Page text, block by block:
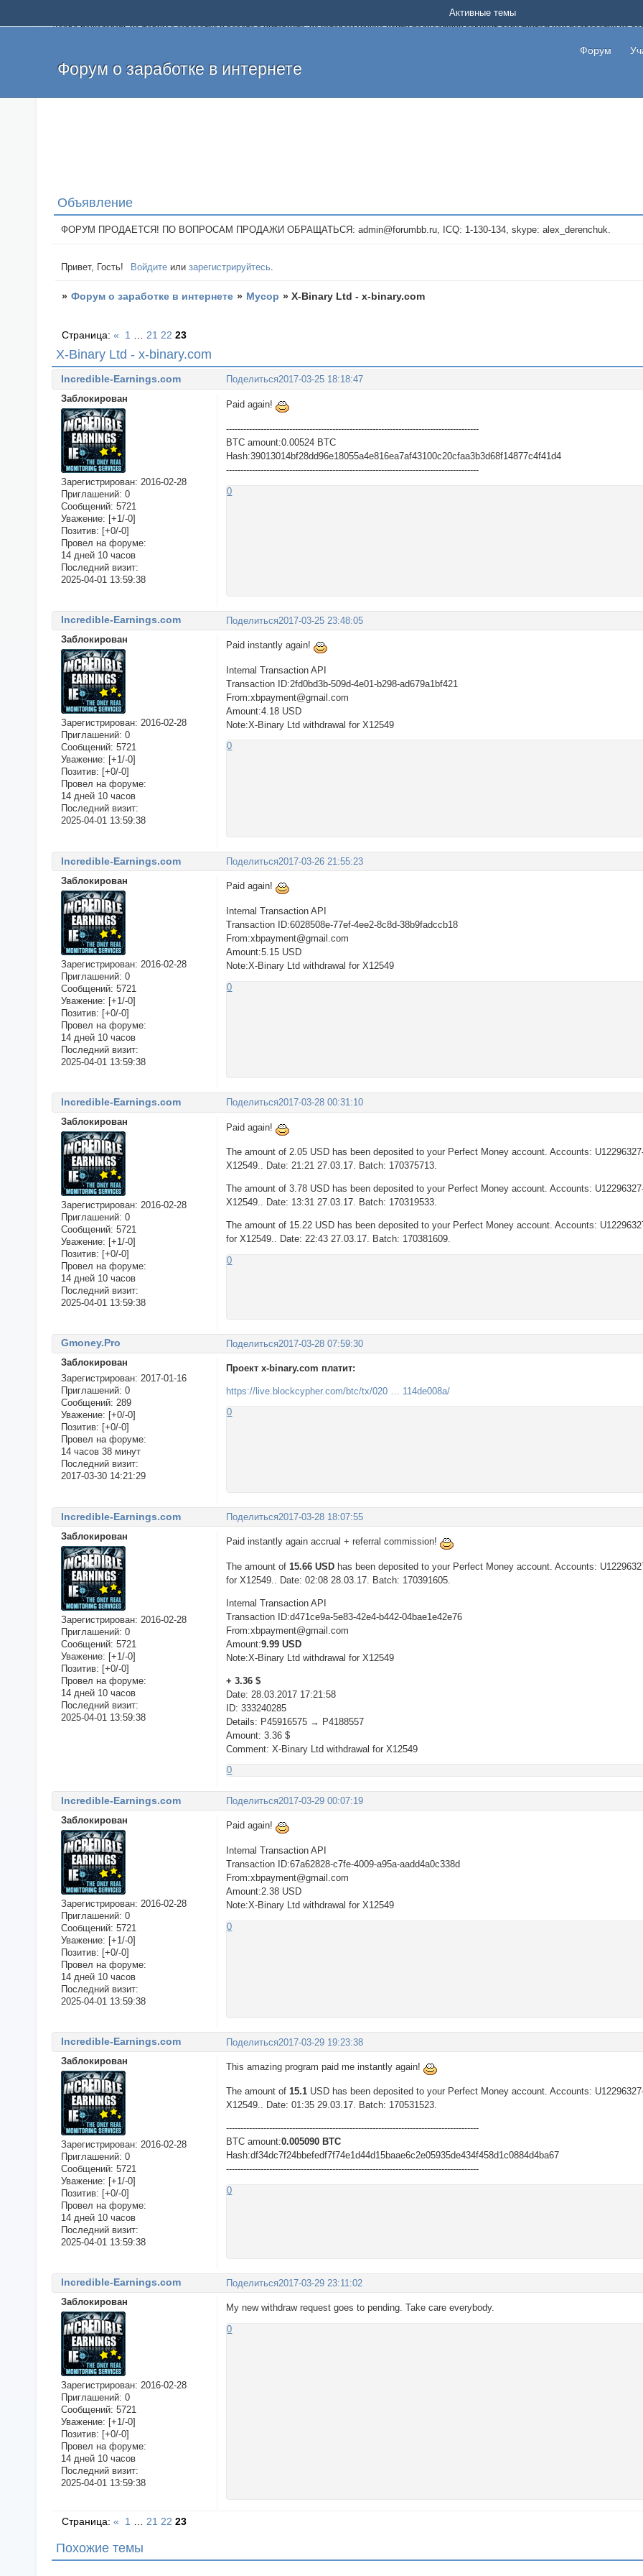
Добро пожаловать на форум о заработке и работе в интернете, на котором можно найти подходящий вариант дополнительной подработки на
и оставлять свои отзывы. Если вы знаете, что определенный проект или сайт не платит, то указывайте в теме что это лохотрон, чтобы другие
легкие деньги без вложений и регистрации уже сегодня. Создавайте новые темы, размещайте объявления со своими пригласительными
Форум о заработке в интернете
Форум
Активные темы
Объявление
ФОРУМ ПРОДАЕТСЯ! ПО ВОПРОСАМ ПРОДАЖИ ОБРАЩАТЬСЯ: admin@forumbb.ru, ICQ: 1-130-134, skype: alex_derenchuk.
Привет, Гость! Войдите илизарегистрируйтесь.
» Форум о заработке в интернете » Мусор »X-Binary Ltd - x-binary.com
X-Binary Ltd - x-binary.com
Страница:« 1 21 22 23
Поделиться2017-03-25 18:18:47
Incredible-Earnings.com
Заблокирован
Зарегистрирован: 2016-02-28
Приглашений: 0
Сообщений: 5721
Уважение: [+1/-0]
Позитив: [+0/-0]
Провел на форуме:
14 дней 10 часов
Последний визит:
2025-04-01 13:59:38
Paid again!
----------------------------------------------------------------------------------------
BTC amount:0.00524 BTC
Hash:39013014bf28dd96e18055a4e816ea7af43100c20cfaa3b3d68f14877c4f41d4
----------------------------------------------------------------------------------------
0
Поделиться2017-03-25 23:48:05
Incredible-Earnings.com
Заблокирован
Зарегистрирован: 2016-02-28
Приглашений: 0
Сообщений: 5721
Уважение: [+1/-0]
Позитив: [+0/-0]
Провел на форуме:
14 дней 10 часов
Последний визит:
2025-04-01 13:59:38
Paid instantly again!
Internal Transaction API
Transaction ID:2fd0bd3b-509d-4e01-b298-ad679a1bf421
From:xbpayment@gmail.com
Amount:4.18 USD
Note:X-Binary Ltd withdrawal for X12549
0
Поделиться2017-03-26 21:55:23
Incredible-Earnings.com
Заблокирован
Зарегистрирован: 2016-02-28
Приглашений: 0
Сообщений: 5721
Уважение: [+1/-0]
Позитив: [+0/-0]
Провел на форуме:
14 дней 10 часов
Последний визит:
2025-04-01 13:59:38
Paid again!
Internal Transaction API
Transaction ID:6028508e-77ef-4ee2-8c8d-38b9fadccb18
From:xbpayment@gmail.com
Amount:5.15 USD
Note:X-Binary Ltd withdrawal for X12549
0
Поделиться2017-03-28 00:31:10
Incredible-Earnings.com
Заблокирован
Зарегистрирован: 2016-02-28
Приглашений: 0
Сообщений: 5721
Уважение: [+1/-0]
Позитив: [+0/-0]
Провел на форуме:
14 дней 10 часов
Последний визит:
2025-04-01 13:59:38
Paid again!
The amount of 2.05 USD has been deposited to your Perfect Money account. Accounts:
X12549.. Date: 21:21 27.03.17. Batch: 170375713.
The amount of 3.78 USD has been deposited to your Perfect Money account. Accounts:
X12549.. Date: 13:31 27.03.17. Batch: 170319533.
The amount of 15.22 USD has been deposited to your Perfect Money account. Accounts:
for X12549.. Date: 22:43 27.03.17. Batch: 170381609.
0
Поделиться2017-03-28 07:59:30
Gmoney.Pro
Заблокирован
Зарегистрирован: 2017-01-16
Приглашений: 0
Сообщений: 289
Уважение: [+0/-0]
Позитив: [+0/-0]
Провел на форуме:
14 часов 38 минут
Последний визит:
2017-03-30 14:21:29
Проект x-binary.com платит:
https://live.blockcypher.com/btc/tx/020 … 114de008a/
0
Поделиться2017-03-28 18:07:55
Incredible-Earnings.com
Заблокирован
Зарегистрирован: 2016-02-28
Приглашений: 0
Сообщений: 5721
Уважение: [+1/-0]
Позитив: [+0/-0]
Провел на форуме:
14 дней 10 часов
Последний визит:
2025-04-01 13:59:38
Paid instantly again accrual + referral commission!
The amount of15.66 USD has been deposited to your Perfect Money account. Accounts:
for X12549.. Date: 02:08 28.03.17. Batch: 170391605.
Internal Transaction API
Transaction ID:d471ce9a-5e83-42e4-b442-04bae1e42e76
From:xbpayment@gmail.com
Amount:9.99 USD
Note:X-Binary Ltd withdrawal for X12549
+ 3.36 $
Date: 28.03.2017 17:21:58
ID: 333240285
Details: P45916575 → P4188557
Amount: 3.36 $
Comment: X-Binary Ltd withdrawal for X12549
0
Поделиться2017-03-29 00:07:19
Incredible-Earnings.com
Заблокирован
Зарегистрирован: 2016-02-28
Приглашений: 0
Сообщений: 5721
Уважение: [+1/-0]
Позитив: [+0/-0]
Провел на форуме:
14 дней 10 часов
Последний визит:
2025-04-01 13:59:38
Paid again!
Internal Transaction API
Transaction ID:67a62828-c7fe-4009-a95a-aadd4a0c338d
From:xbpayment@gmail.com
Amount:2.38 USD
Note:X-Binary Ltd withdrawal for X12549
0
Поделиться2017-03-29 19:23:38
Incredible-Earnings.com
Заблокирован
Зарегистрирован: 2016-02-28
Приглашений: 0
Сообщений: 5721
Уважение: [+1/-0]
Позитив: [+0/-0]
Провел на форуме:
14 дней 10 часов
Последний визит:
2025-04-01 13:59:38
This amazing program paid me instantly again!
The amount of15.1 USD has been deposited to your Perfect Money account. Accounts:
X12549.. Date: 01:35 29.03.17. Batch: 170531523.
----------------------------------------------------------------------------------------
BTC amount:0.005090 BTC
Hash:df34dc7f24bbefedf7f74e1d44d15baae6c2e05935de434f458d1c0884d4ba67
----------------------------------------------------------------------------------------
0
Поделиться2017-03-29 23:11:02
Incredible-Earnings.com
Заблокирован
Зарегистрирован: 2016-02-28
Приглашений: 0
Сообщений: 5721
Уважение: [+1/-0]
Позитив: [+0/-0]
Провел на форуме:
14 дней 10 часов
Последний визит:
2025-04-01 13:59:38
My new withdraw request goes to pending. Take care everybody.
0
Страница:« 1 21 22 23
Похожие темы